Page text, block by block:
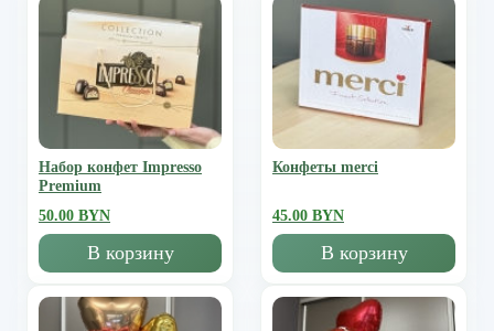
Набор конфет Impresso
Premium
50.00 BYN
В корзину
Конфеты merci
45.00 BYN
В корзину